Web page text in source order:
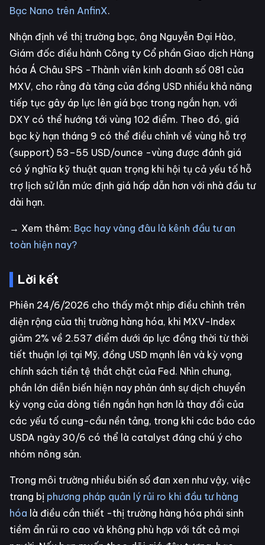
Bạc Nano trên AnfinX.
Nhận định về thị trường bạc, ông Nguyễn Đại Hào,
Giám đốc điều hành Công ty Cổ phần Giao dịch Hàng
hóa Á Châu SPS -Thành viên kinh doanh số 081 của
MXV, cho rằng đà tăng của đồng USD nhiều khả năng
tiếp tục gây áp lực lên giá bạc trong ngắn hạn, với
DXY có thể hướng tới vùng 102 điểm. Theo đó, giá
bạc kỳ hạn tháng 9 có thể điều chỉnh về vùng hỗ trợ
(support) 53–55 USD/ounce -vùng được đánh giá
có ý nghĩa kỹ thuật quan trọng khi hội tụ cả yếu tố hỗ
trợ lịch sử lẫn mức định giá hấp dẫn hơn với nhà đầu tư
dài hạn.
→ Xem thêm: Bạc hay vàng đâu là kênh đầu tư an
toàn hiện nay?
Lời kết
Phiên 24/6/2026 cho thấy một nhịp điều chỉnh trên
diện rộng của thị trường hàng hóa, khi MXV-Index
giảm 2% về 2.537 điểm dưới áp lực đồng thời từ thời
tiết thuận lợi tại Mỹ, đồng USD mạnh lên và kỳ vọng
chính sách tiền tệ thắt chặt của Fed. Nhìn chung,
phần lớn diễn biến hiện nay phản ánh sự dịch chuyển
kỳ vọng của dòng tiền ngắn hạn hơn là thay đổi của
các yếu tố cung-cầu nền tảng, trong khi các báo cáo
USDA ngày 30/6 có thể là catalyst đáng chú ý cho
nhóm nông sản.
Trong môi trường nhiều biến số đan xen như vậy, việc
trang bị phương pháp quản lý rủi ro khi đầu tư hàng
hóa là điều cần thiết -thị trường hàng hóa phái sinh
tiềm ẩn rủi ro cao và không phù hợp với tất cả mọi